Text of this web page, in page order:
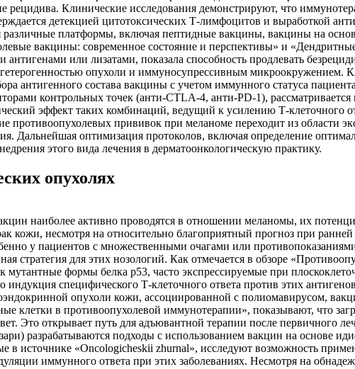
Клинические исследования демонстрируют, что
детекцией цитотоксических Т-лимфоцитов и выработкой
платформы, включая пептидные вакцины, вакцины на
вакцины: современное состояние и перспективы» и
или лизатами, показала способность продлевать
опухоли и иммуносупрессивным микроокружением.
антигенного состава вакцины с учетом иммунного статуса
контрольных точек (анти-CTLA-4, анти-PD-1),
эффект таких комбинаций, ведущий к усилению Т-клеточного
противоопухолевых прививок при меланоме переходит из области
Дальнейшая оптимизация протоколов, включая определение
этого вида лечения в дерматоонкологическую практику.
опухолях
наиболее активно проводятся в отношении меланомы, их
кожи, несмотря на относительно благоприятный прогноз при
у пациентов с множественными очагами или
стратегия для этих нозологий. Как отмечается в обзоре
формы белка p53, часто экспрессируемые при
специфического Т-клеточного ответа против этих
опухоли кожи, ассоциированной с полиомавирусом,
клетки в противоопухолевой иммунотерапии», показывают, что
Это открывает путь для адъювантной терапии после первичного
разрабатываются подходы с использованием вакцин на основе
источнике «Oncologicheskii zhurnal», исследуют возможность
иммунного ответа при этих заболеваниях. Несмотря на